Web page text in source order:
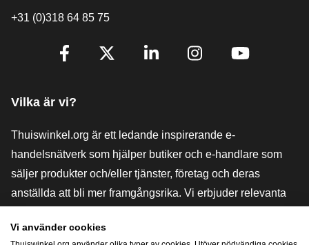
+31 (0)318 64 85 75
[_General:SocialMediaTitle]
Vilka är vi?
Thuiswinkel.org är ett ledande inspirerande e-
handelsnätverk som hjälper butiker och e-handlare som
säljer produkter och/eller tjänster, företag och deras
anställda att bli mer framgångsrika. Vi erbjuder relevanta
Thuiswinkel-recensioner, rättsliga medel och rådgivning,
Vi använder cookies